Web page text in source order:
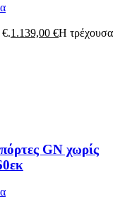
1.139,00 €Η τρέχουσα
GN χωρίς